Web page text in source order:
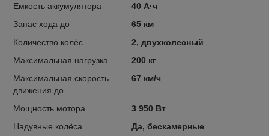
Емкость аккумулятора
40 А·ч
Запас хода до
65 км
Количество колёс
2, двухколесный
Максимальная нагрузка
200 кг
Максимальная скорость
движения до
67 км/ч
Мощность мотора
3 950 Вт
Надувные колёса
Да, бескамерные